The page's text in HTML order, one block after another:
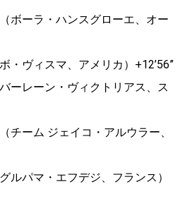
ボーラ・ハンスグローエ、オー
ヴィスマ、アメリカ）+12’56”
ーレーン・ヴィクトリアス、ス
ーム ジェイコ・アルウラー、
パマ・エフデジ、フランス）